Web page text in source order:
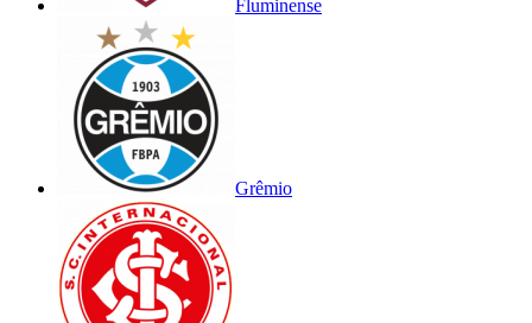
Fluminense
Grêmio